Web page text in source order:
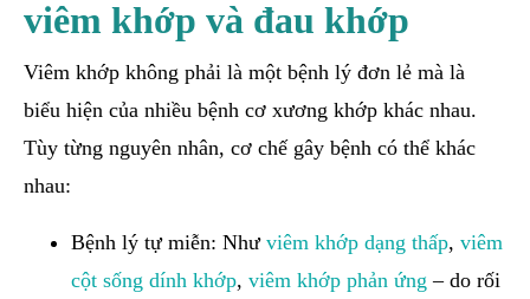
viêm khớp và đau khớp
Viêm khớp không phải là một bệnh lý đơn lẻ mà là
biểu hiện của nhiều bệnh cơ xương khớp khác nhau.
Tùy từng nguyên nhân, cơ chế gây bệnh có thể khác
nhau:
Bệnh lý tự miễn: Như viêm khớp dạng thấp, viêm
cột sống dính khớp, viêm khớp phản ứng – do rối